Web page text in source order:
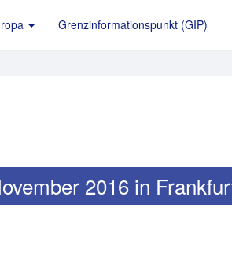
Grenzinformationspunkt (GIP)
2016 in